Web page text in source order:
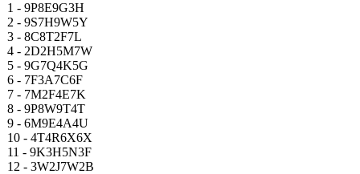
1 - 9P8E9G3H
2 - 9S7H9W5Y
3 - 8C8T2F7L
4 - 2D2H5M7W
5 - 9G7Q4K5G
6 - 7F3A7C6F
7 - 7M2F4E7K
8 - 9P8W9T4T
9 - 6M9E4A4U
10 - 4T4R6X6X
11 - 9K3H5N3F
12 - 3W2J7W2B